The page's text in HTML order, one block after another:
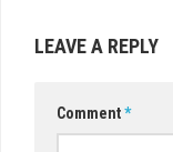
LEAVE A REPLY
Comment*